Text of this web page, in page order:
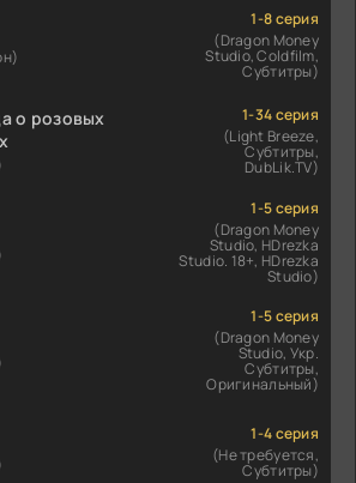
1-8 серия
(Dragon Money
Studio, Coldfilm,
Субтитры)
о розовых
1-34 серия
(Light Breeze,
Субтитры,
DubLik.TV)
1-5 серия
(Dragon Money
Studio, HDrezka
Studio. 18+, HDrezka
Studio)
1-5 серия
(Dragon Money
Studio, Укр.
Субтитры,
Оригинальный)
1-4 серия
(Не требуется,
Субтитры)